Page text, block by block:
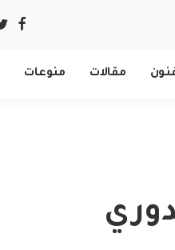
مقالات منوعات